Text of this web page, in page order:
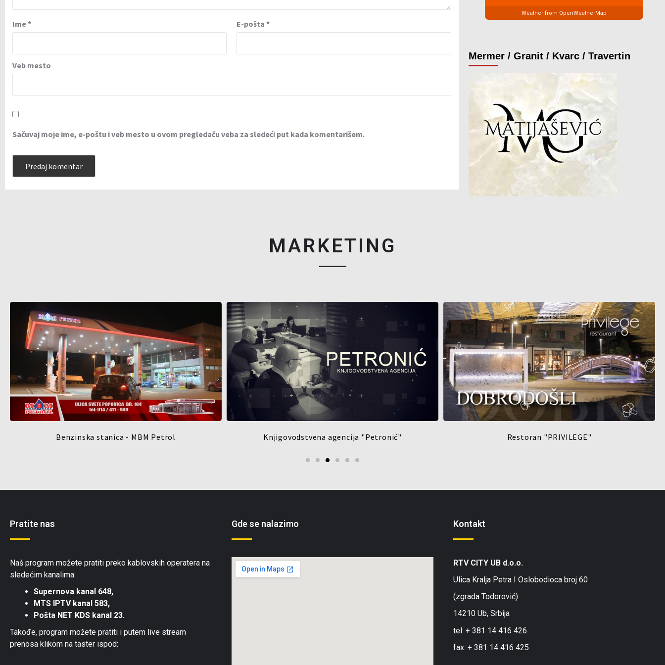
Ime* E-pošta*
Veb mesto
Sačuvaj moje ime, e-poštu i veb mesto u ovom pregledaču veba za sledeći put kada komentarišem.
Weather from OpenWeatherMap
Mermer / Granit / Kvarc / Travertin
MARKETING
Benzinska stanica - MBM Petrol Knjigovodstvena agencija "Petronić" Restoran "PRIVILEGE"
Pratite nas
Naš program možete pratiti preko kablovskih operatera na
sledećim kanalima:
Supernova kanal 648,
MTS IPTV kanal 583,
Pošta NET KDS kanal 23.
Takođe, program možete pratiti i putem live stream
prenosa klikom na taster ispod:
Gde se nalazimo Kontakt
RTV CITY UB d.o.o.
Ulica Kralja Petra I Oslobodioca broj 60
(zgrada Todorović)
14210 Ub, Srbija
tel: + 381 14 416 426
fax: + 381 14 416 425